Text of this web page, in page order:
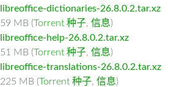
libreoffice-dictionaries-26.8.0.2.tar.xz
59 MB (Torrent 种子, 信息)
libreoffice-help-26.8.0.2.tar.xz
51 MB (Torrent 种子, 信息)
libreoffice-translations-26.8.0.2.tar.xz
225 MB (Torrent 种子, 信息)